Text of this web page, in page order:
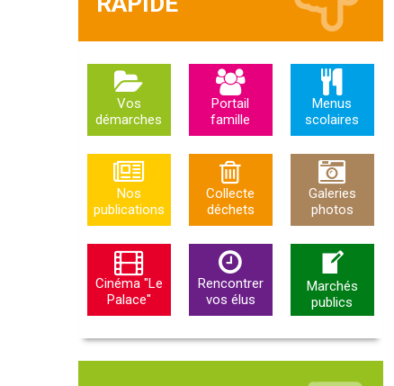
Vos
démarches
Portail
famille
Menus
scolaires
Nos
publications
Collecte
déchets
Galeries
photos
Cinéma "Le
Palace"
Rencontrer
vos élus
Marchés
publics